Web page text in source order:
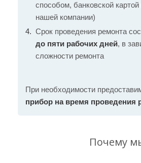
способом, банковской
нашей компании)
Срок проведения ремонта
до пяти рабочих дней, в
сложности ремонта
При необходимости
прибор на время проведения
Почему